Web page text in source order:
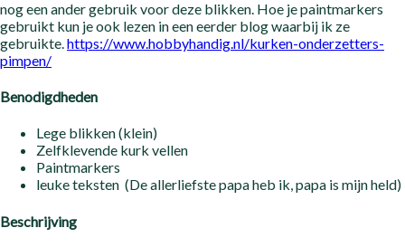
nog een ander gebruik voor deze blikken. Hoe je paintmarkers
gebruikt kun je ook lezen in een eerder blog waarbij ik ze
gebruikte.https://www.hobbyhandig.nl/kurken-onderzetters-
pimpen/
Benodigdheden
Lege blikken (klein)
Zelfklevende kurk vellen
Paintmarkers
leuke teksten (De allerliefste papa heb ik, papa is mijn held)
Beschrijving